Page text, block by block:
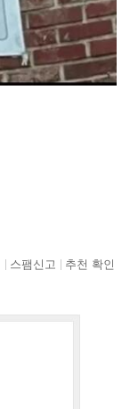
스팸신고 추천 확인